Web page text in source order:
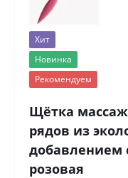
Хит
Новинка
Рекомендуем
Щётка
рядов из
добавлением
розовая